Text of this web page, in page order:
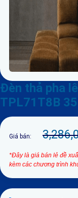
Đèn thả pha
TPL71T8B
Giá bán:
*Đây là giá bán lẻ đề
kèm các chương trình